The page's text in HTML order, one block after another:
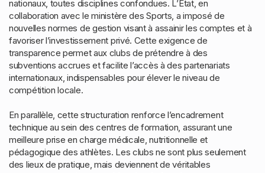
nationaux, toutes disciplines confondues. L’État, en
collaboration avec le ministère des Sports, a imposé de
nouvelles normes de gestion visant à assainir les comptes et à
favoriser l’investissement privé. Cette exigence de
transparence permet aux clubs de prétendre à des
subventions accrues et facilite l’accès à des partenariats
internationaux, indispensables pour élever le niveau de
compétition locale.
En parallèle, cette structuration renforce l’encadrement
technique au sein des centres de formation, assurant une
meilleure prise en charge médicale, nutritionnelle et
pédagogique des athlètes. Les clubs ne sont plus seulement
des lieux de pratique, mais deviennent de véritables